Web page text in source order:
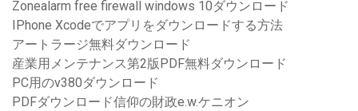
Zonealarm free firewall windows 10ダウンロード
IPhone Xcodeでアプリをダウンロードする方法
アートラージ無料ダウンロード
産業用メンテナンス第2版PDF無料ダウンロード
PC用のv380ダウンロード
PDFダウンロード信仰の財政e.w.ケニオン